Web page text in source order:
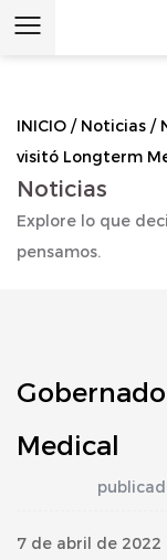
INICIO / Noticias /
visitó Longterm
Noticias
Explore lo que
pensamos.
Medical
7 de abril de 2022